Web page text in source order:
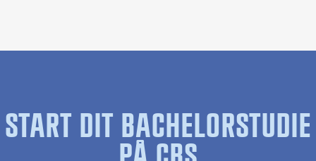
START DIT BACHELORSTUDIE